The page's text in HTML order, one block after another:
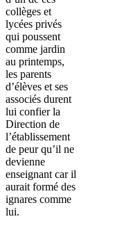
collèges et
lycées privés
qui poussent
comme jardin
au printemps,
les parents
d’élèves et ses
associés durent
lui confier la
Direction de
l’établissement
de peur qu’il ne
devienne
enseignant car il
aurait formé des
ignares comme
lui.